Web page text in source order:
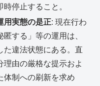
停止すること。
用実態の是正: 現在行わ
する」等の運用は、
違法状態にある。直
由の厳格な提示およ
体制への刷新を求め